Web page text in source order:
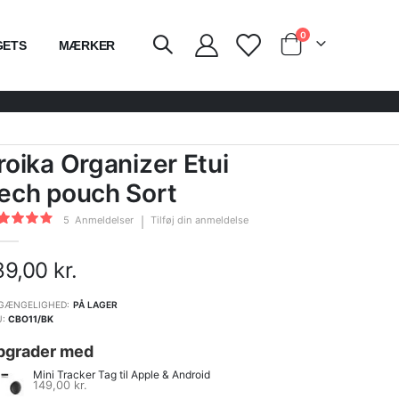
MÆRKER
0varer
Organizer Etui
pouch Sort
100
5 Anmeldelser Tilføj din anmeldelse
kr.
PÅ LAGER
CBO11/BK
med
Mini Tracker Tag til Apple & Android
149,00 kr.